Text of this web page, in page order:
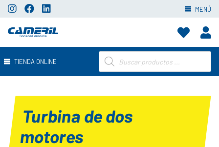
MENÚ
TIENDA ONLINE
Búsqueda
de
productos
Turbina de dos
motores